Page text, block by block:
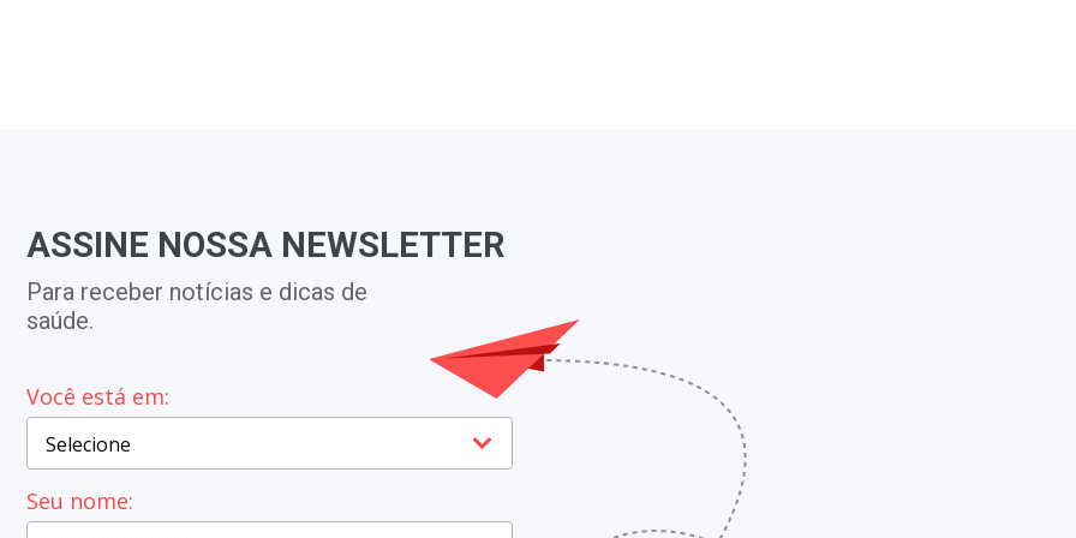
ASSINE NOSSA NEWSLETTER
Para receber notícias e dicas de
saúde.
Você está em:
Selecione
Cidade*
Seu nome: